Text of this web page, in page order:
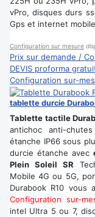
vPro, disques durs
Gps et internet
Configuration sur mesure
Prix sur demande /
DEVIS proforma
Configuration sur-
tablette durcie
Tablette tactile
antichoc anti-
étanche IP66 sous
durcie étanche avec
Plein Soleil SR
Mobile 4G ou 5G,
Durabook R10 vous
Configuration sur-
intel Ultra 5 ou 7,